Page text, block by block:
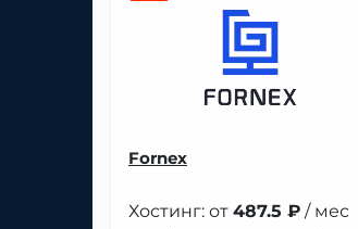
Fornex
Хостинг: от 487.5 ₽ / мес